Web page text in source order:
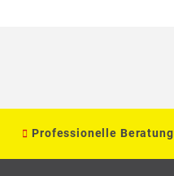
Professionelle Beratung